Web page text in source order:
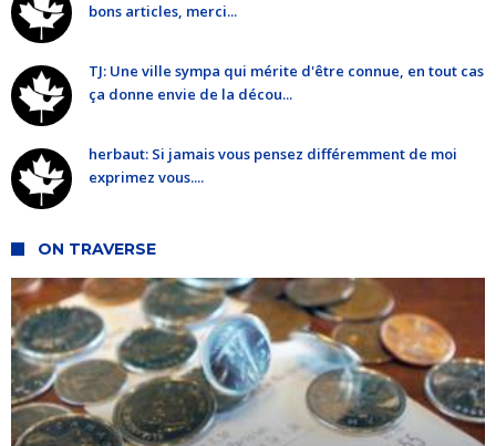
bons articles, merci...
TJ: Une ville sympa qui mérite d'être connue, en tout cas
ça donne envie de la décou...
herbaut: Si jamais vous pensez différemment de moi
exprimez vous....
ON TRAVERSE